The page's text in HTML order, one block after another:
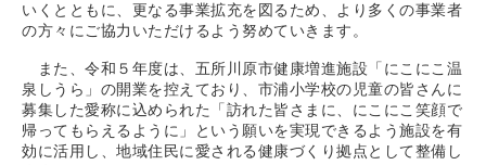
いくとともに、更なる事業拡充を図るため、より多くの事業者
の方々にご協力いただけるよう努めていきます。
また、令和５年度は、五所川原市健康増進施設「にこにこ温
泉しうら」の開業を控えており、市浦小学校の児童の皆さんに
募集した愛称に込められた「訪れた皆さまに、にこにこ笑顔で
帰ってもらえるように」という願いを実現できるよう施設を有
効に活用し、地域住民に愛される健康づくり拠点として整備し